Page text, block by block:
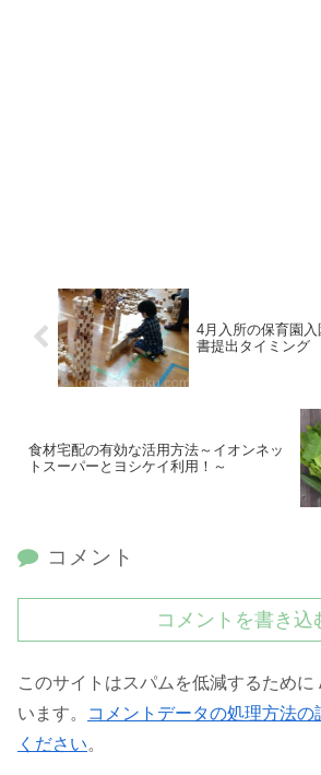
4月入所の保育園
書提出タイミング
食材宅配の有効な活用方法～イオンネッ
トスーパーとヨシケイ利用！～
コメント
コメントを書き込
このサイトはスパムを低減するために
います。
コメントデータの処理方法
ください。